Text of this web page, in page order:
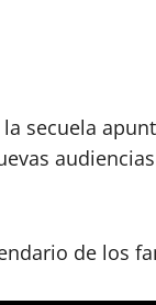
la secuela
de los